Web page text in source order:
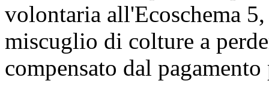
volontaria all'Ecoschema
miscuglio di colture a
compensato dal